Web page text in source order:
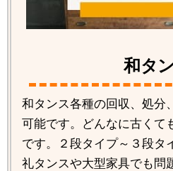
和タ
和タンス各種の回収、処分
可能です。どんなに古くて
です。２段タイプ～３段タ
礼タンスや大型家具でも問